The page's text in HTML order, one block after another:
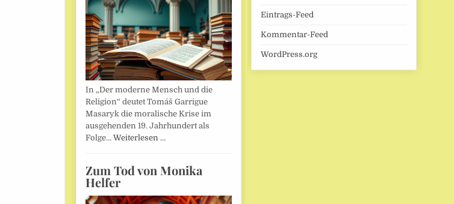
In „Der moderne Mensch und die
Religion“ deutet Tomáš Garrigue
Masaryk die moralische Krise im
ausgehenden 19. Jahrhundert als
Folge… Weiterlesen …
Zum Tod von Monika
Helfer
Eintrags-Feed
Kommentar-Feed
WordPress.org